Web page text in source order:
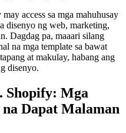
access sa mga mahuhusay
disenyo ng web, marketing,
Dagdag pa, maaari silang
na mga template sa bawat
at makulay, habang ang
disenyo.
Shopify: Mga
Dapat Malaman